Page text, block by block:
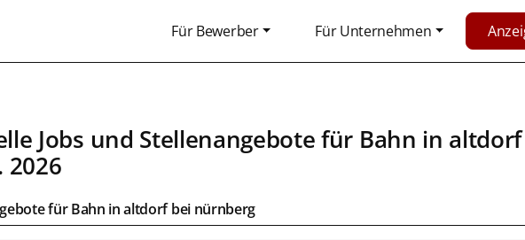
Für Bewerber Für Unternehmen
Jobs und Stellenangebote für Bahn in
2026
fürBahn inaltdorf bei nürnberg